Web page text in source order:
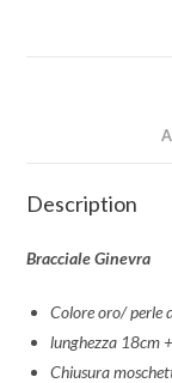
Description
Bracciale Ginevra
Colore oro/ perle
lunghezza 18cm
Chiusura